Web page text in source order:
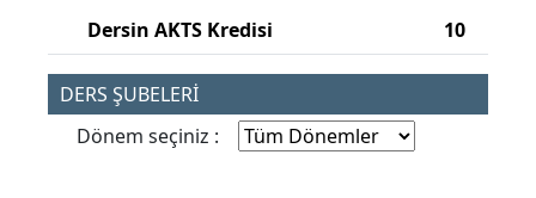
Dersin AKTS Kredisi 10
DERS ŞUBELERİ
Dönem seçiniz :